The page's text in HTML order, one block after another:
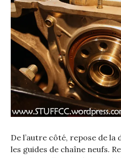
De l’autre côté, repose de
les guides de chaîne neufs.